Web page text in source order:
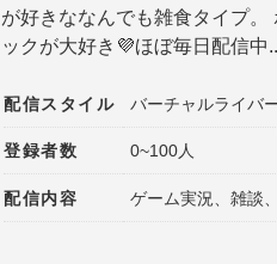
が好きななんでも雑食タイプ。
ックが大好き💜ほぼ毎日配信中
配信スタイル バーチャルライバ
登録者数 0~100人
配信内容 ゲーム実況、雑談